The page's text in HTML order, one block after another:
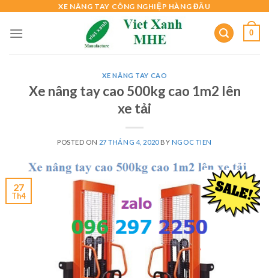
content
XE NÂNG TAY CÔNG NGHIỆP HÀNG ĐẦU
0
XE NÂNG TAY CAO
Xe nâng tay cao 500kg cao 1m2 lên
xe tải
POSTED ON 27 THÁNG 4, 2020BY NGOC TIEN
27
Th4